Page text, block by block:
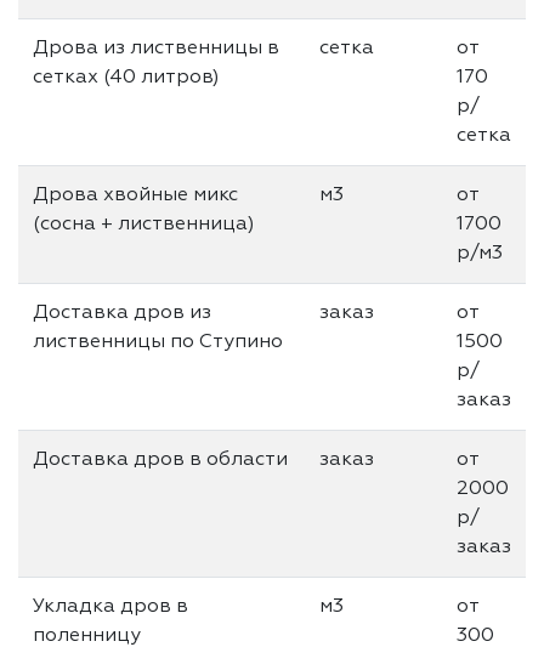
Дрова из лиственницы в
сетках (40 литров)
сетка
от
170
р/
сетка
Дрова хвойные микс
(сосна + лиственница)
м3
от
1700
р/м3
Доставка дров из
лиственницы по Ступино
заказ
от
1500
р/
заказ
Доставка дров в области заказ
от
2000
р/
заказ
Укладка дров в
поленницу
м3
от
300